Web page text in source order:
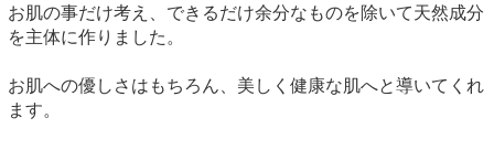
お肌の事だけ考え、できるだけ余分なものを除いて天然成分
を主体に作りました。
お肌への優しさはもちろん、美しく健康な肌へと導いてくれ
ます。